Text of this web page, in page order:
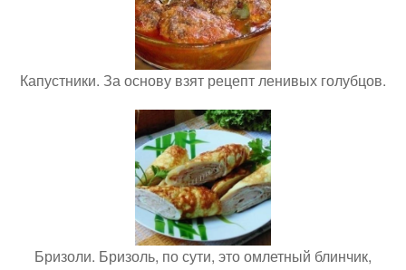
Капустники. За основу взят рецепт ленивых голубцов.
Бризоли. Бризоль, по сути, это омлетный блинчик,